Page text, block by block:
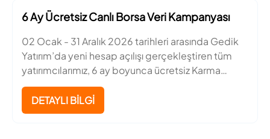
6 Ay Ücretsiz Canlı Borsa Veri Kampanyası
02 Ocak - 31 Aralık 2026 tarihleri arasında Gedik
Yatırım’da yeni hesap açılışı gerçekleştiren tüm
yatırımcılarımız, 6 ay boyunca ücretsiz Karma
Düzey 1 canlı veri yayını kullanma hakkı kazanıyor.
DETAYLI BİLGİ